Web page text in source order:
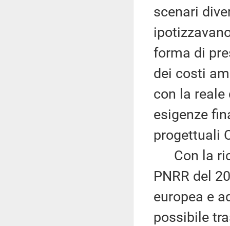
scenari
forma di
dei costi
con la
esigenze
progettuali
Con la
PNRR del
europea e
possibile